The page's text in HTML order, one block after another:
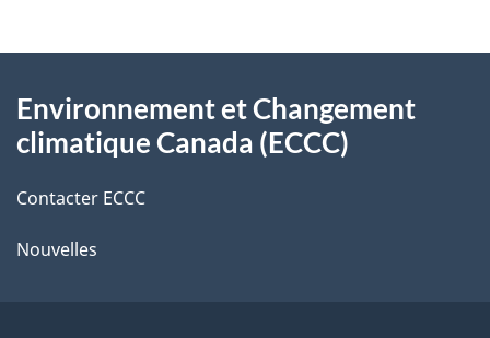
l
s
d
e
l
o
t
r
r
t
propos
ce
site
Environnement et Changement
climatique Canada (ECCC)
Contacter ECCC
Nouvelles